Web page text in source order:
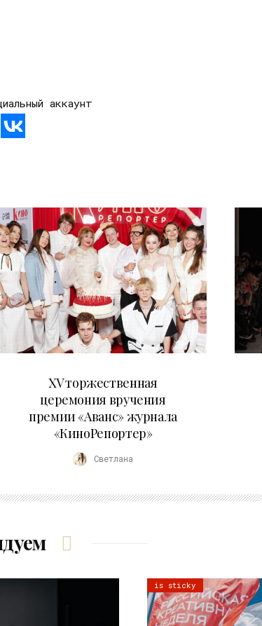
аккаунт
XV торжественная
церемония вручения
премии «Аванс» журнала
«КиноРепортер»
Светлана
is sticky